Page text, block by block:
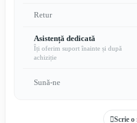
Retur
Asistență dedicată
Îți oferim suport înainte și după
achiziție
Sună-ne
Scrie o